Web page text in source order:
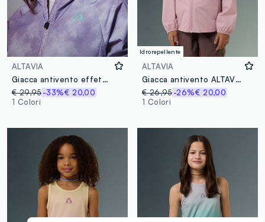
ALTAVIA
Giacca antivento effetto tie dye ALTAVIA WITH DEBORAH COMPAGNONI
€ 29,95-33%€ 20,00
1 Colori
Idrorepellente
ALTAVIA
Giacca antivento ALTAVIA WITH DEBORAH COMPAGNONI
€ 26,95 -26%€ 20,00
1 Colori